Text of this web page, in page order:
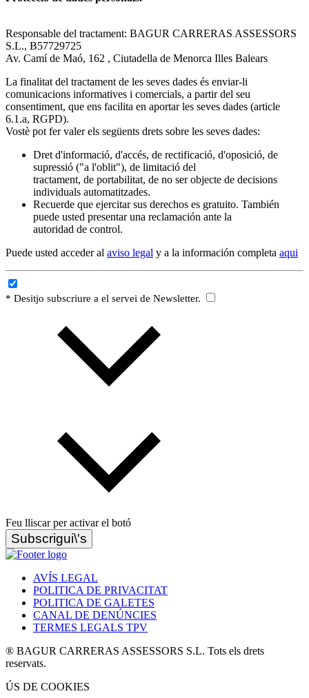
Responsable del tractament: BAGUR CARRERAS ASSESSORS
S.L., B57729725
Av. Camí de Maó, 162 , Ciutadella de Menorca Illes Balears
La finalitat del tractament de les seves dades és enviar-li
comunicacions informatives i comercials, a partir del seu
consentiment, que ens facilita en aportar les seves dades (article
6.1.a, RGPD).
Vostè pot fer valer els següents drets sobre les seves dades:
Dret d'informació, d'accés, de rectificació, d'oposició, de
supressió ("a l'oblit"), de limitació del
tractament, de portabilitat, de no ser objecte de decisions
individuals automatitzades.
Recuerde que ejercitar sus derechos es gratuito. También
puede usted presentar una reclamación ante la
autoridad de control.
Puede usted acceder al aviso legal y a la información completa aqui
* Desitjo subscriure a el servei de Newsletter.
Feu lliscar per activar el botó
Subscrigui\'s
AVÍS LEGAL
POLITICA DE PRIVACITAT
POLITICA DE GALETES
CANAL DE DENÚNCIES
TERMES LEGALS TPV
® BAGUR CARRERAS ASSESSORS S.L. Tots els drets
reservats.
ÚS DE COOKIES